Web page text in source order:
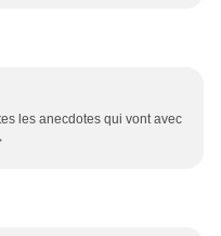
les anecdotes qui vont avec